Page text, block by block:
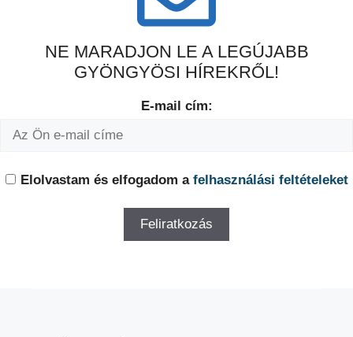
NE MARADJON LE A LEGÚJABB
GYÖNGYÖSI HÍREKRŐL!
E-mail cím:
Elolvastam és elfogadom a felhasználási feltételeket